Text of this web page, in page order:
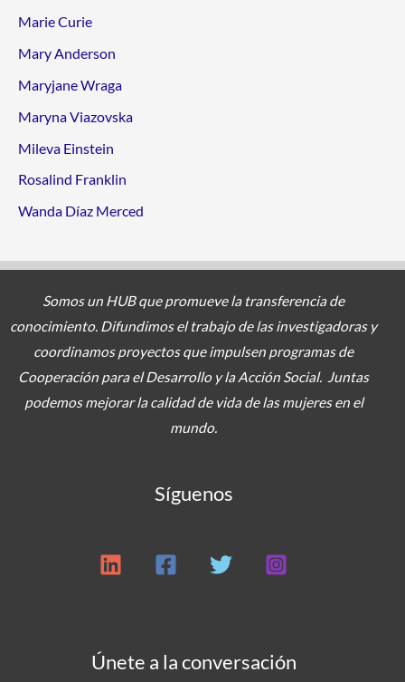
Marie Curie
Mary Anderson
Maryjane Wraga
Maryna Viazovska
Mileva Einstein
Rosalind Franklin
Wanda Díaz Merced
Somos un HUB que promueve la transferencia de
conocimiento. Difundimos el trabajo de las investigadoras y
coordinamos proyectosque impulsen programas de
Cooperación para el Desarrollo y la Acción Social. Juntas
podemos mejorar la calidad de vida de las mujeres en el
mundo.
Síguenos
Únete a la conversación